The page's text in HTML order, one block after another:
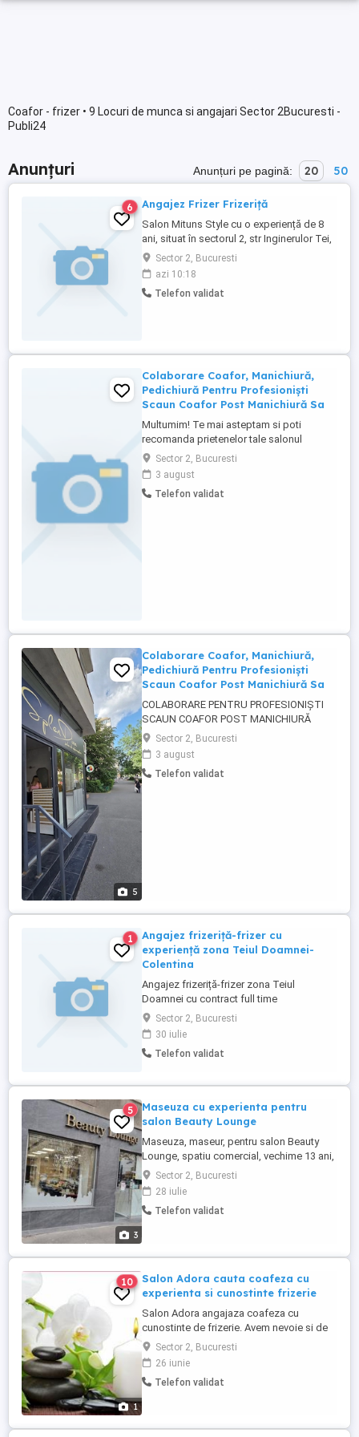
Coafor - frizer • 9 Locuri de munca si angajari Sector 2Bucuresti -
Publi24
Anunțuri Anunțuri pe pagină: 20 50
6 Angajez Frizer Frizeriță
Salon Mituns Style cu o experiență de 8
ani, situat în sectorul 2, str Inginerulor Tei,
vis-a-vis de căminele studențești de la
Construcții, angajează FRIZER FRIZERIȚĂ
la program full-time. Postul necesită
experiență și oferă salariu sau procent.
Sector 2, Bucuresti
azi 10:18
Telefon validat
Colaborare Coafor, Manichiură,
Pedichiură Pentru Profesioniști
Scaun Coafor Post Manichiură Sa
Multumim! Te mai asteptam si poti
recomanda prietenelor tale salonul
SplenDiva. COLABORARE PENTRU
PROFESIONIȘTI SCAUN COAFOR POST
MANICHIURĂ SALON PREMIUM, CALEA
MOȘILOR, BUCUREȘTI Dacă ești un
Sector 2, Bucuresti
3 august
Telefon validat
5
Colaborare Coafor, Manichiură,
Pedichiură Pentru Profesioniști
Scaun Coafor Post Manichiură Sa
COLABORARE PENTRU PROFESIONIȘTI
SCAUN COAFOR POST MANICHIURĂ
SALON PREMIUM, CALEA MOȘILOR,
BUCUREȘTI Dacă ești un profesionist cu
experiență și ai grijă de clienții tăi, te invit
să discutăm. Punem la dispoziție: * scaun
Sector 2, Bucuresti
3 august
Telefon validat
1
Angajez frizeriță-frizer cu
experiență zona Teiul Doamnei-
Colentina
Angajez frizeriță-frizer zona Teiul
Doamnei cu contract full time
Sector 2, Bucuresti
30 iulie
Telefon validat
3
5
Maseuza cu experienta pentru
salon Beauty Lounge
Maseuza, maseur, pentru salon Beauty
Lounge, spatiu comercial, vechime 13 ani,
clientela formata zona Calea Mosilor,
sector 2. Experienta in domeniu. Masaj
anticelulitic, de relaxare, reflexoterapie;
Sector 2, Bucuresti
28 iulie
Telefon validat
1
10
Salon Adora cauta coafeza cu
experienta si cunostinte frizerie
Salon Adora angajaza coafeza cu
cunostinte de frizerie. Avem nevoie si de
manichiurista si frizer.Salariul fix 2000 lei si
CM.
Sector 2, Bucuresti
26 iunie
Telefon validat